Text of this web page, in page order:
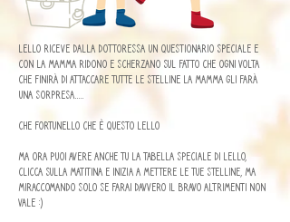
Lello riceve dalla dottoressa un questionario speciale e
con la mamma ridono e scherzano sul fatto che ogni volta
che finirà di attaccare tutte le stelline la mamma gli farà
una sorpresa.....
Che fortunello che è questo Lello
Ma ora puoi avere anche tu la tabella speciale di Lello,
clicca sulla matitina e inizia a mettere le tue stelline, ma
miraccomando solo se farai davvero il bravo altrimenti non
vale :)